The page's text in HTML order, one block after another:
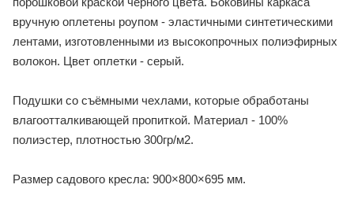
вручную оплетены роупом - эластичными синтетическими
лентами, изготовленными из высокопрочных полиэфирных
волокон. Цвет оплетки - серый.
Подушки со съёмными чехлами, которые обработаны
влагоотталкивающей пропиткой. Материал - 100%
полиэстер, плотностью 300гр/м2.
Размер садового кресла: 900×800×695 мм.